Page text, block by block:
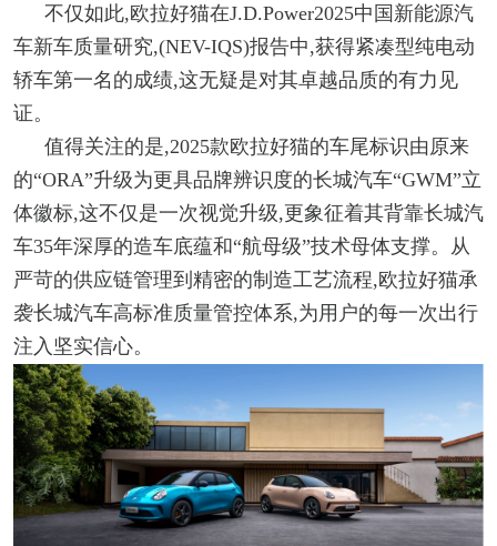
不仅如此,欧拉好猫在J.D.Power2025中国新能源汽
车新车质量研究,(NEV-IQS)报告中,获得紧凑型纯电动
轿车第一名的成绩,这无疑是对其卓越品质的有力见
证。
值得关注的是,2025款欧拉好猫的车尾标识由原来
的“ORA”升级为更具品牌辨识度的长城汽车“GWM”立
体徽标,这不仅是一次视觉升级,更象征着其背靠长城汽
车35年深厚的造车底蕴和“航母级”技术母体支撑。从
严苛的供应链管理到精密的制造工艺流程,欧拉好猫承
袭长城汽车高标准质量管控体系,为用户的每一次出行
注入坚实信心。